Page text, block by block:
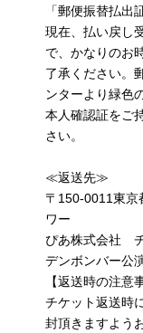
「郵便振替払出
現在、払い戻し
で、かなりのお
了承ください。
ンターより緑色
本人確認証をご
さい。
≪返送先≫
〒150-0011東
ワー
ぴあ株式会社
デンボンバー公
【返送時の注意
チケット返送時
封頂きますよう